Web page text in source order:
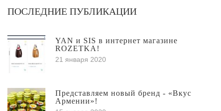
ПОСЛЕДНИЕ ПУБЛИКАЦИИ
YAN и SIS в интернет магазине
ROZETKA!
21 января 2020
Представляем новый бренд - «Вкус
Армении»!